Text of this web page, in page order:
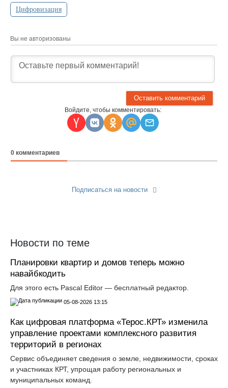
Цифровизация
Вы не авторизованы
Войдите, чтобы комментировать:
0 комментариев
Подписаться на новости
Новости по теме
Планировки квартир и домов теперь можно
навайбкодить
Для этого есть Pascal Editor — бесплатный редактор.
05-08-2026 13:15
Как цифровая платформа «Терос.КРТ» изменила
управление проектами комплексного развития
территорий в регионах
Сервис объединяет сведения о земле, недвижимости, сроках
и участниках КРТ, упрощая работу региональных и
муниципальных команд.